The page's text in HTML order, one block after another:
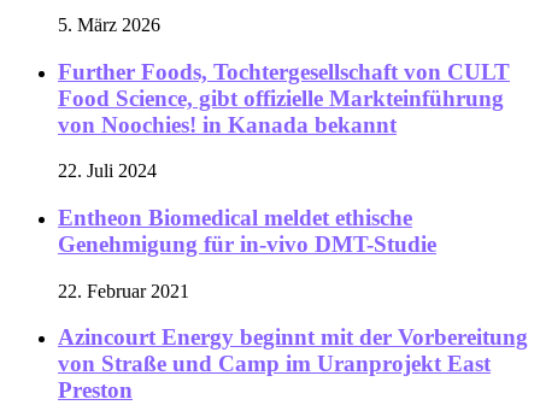
5. März 2026
Further Foods, Tochtergesellschaft von CULT
Food Science, gibt offizielle Markteinführung
von Noochies! in Kanada bekannt
22. Juli 2024
Entheon Biomedical meldet ethische
Genehmigung für in-vivo DMT-Studie
22. Februar 2021
Azincourt Energy beginnt mit der Vorbereitung
von Straße und Camp im Uranprojekt East
Preston